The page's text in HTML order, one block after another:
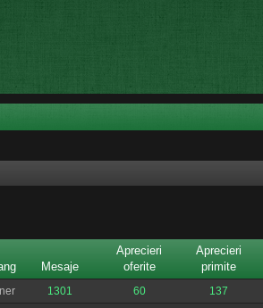
Mesaje
Aprecieri
oferite
Aprecieri
primite
1301 60 137